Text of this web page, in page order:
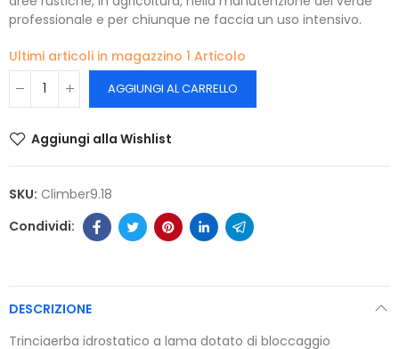
professionale e per chiunque ne faccia un uso intensivo.
Ultimi articoli in magazzino 1 Articolo
AGGIUNGI AL CARRELLO
Aggiungi alla Wishlist
SKU: Climber9.18
DESCRIZIONE
Trinciaerba idrostatico a lama dotato di bloccaggio